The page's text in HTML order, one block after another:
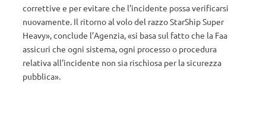
correttive e per evitare che l’incidente possa verificarsi
nuovamente. Il ritorno al volo del razzo StarShip Super
Heavy», conclude l’Agenzia, «si basa sul fatto che la Faa
assicuri che ogni sistema, ogni processo o procedura
relativa all’incidente non sia rischiosa per la sicurezza
pubblica».